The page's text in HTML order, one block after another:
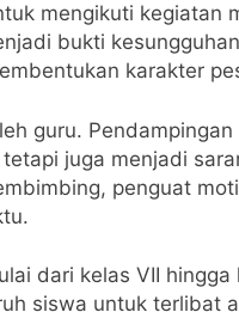
mengikuti kegiatan
bukti
karakter
guru.
juga menjadi
penguat
dari kelas VII hingga
siswa untuk terlibat